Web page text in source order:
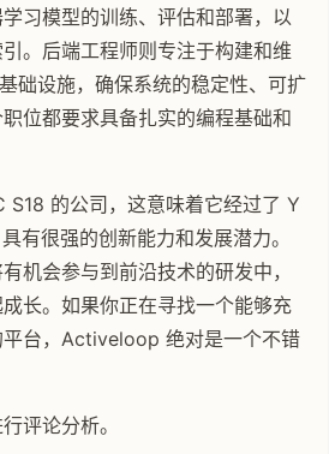
习模型的训练、评估和部署，以
。后端工程师则专注于构建和维
础设施，确保系统的稳定性、可扩
位都要求具备扎实的编程基础和
的公司，这意味着它经过了 Y
有很强的创新能力和发展潜力。
机会参与到前沿技术的研发中，
长。如果你正在寻找一个能够充
平台，Activeloop 绝对是一个不错
评论分析。